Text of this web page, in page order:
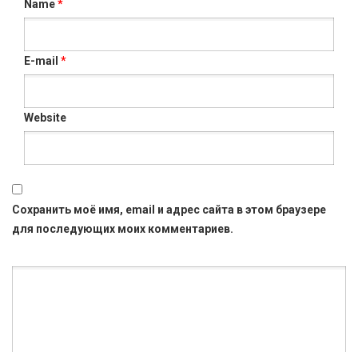
Name*
E-mail *
Website
Сохранить моё имя, email и адрес сайта в этом браузере
для последующих моих комментариев.